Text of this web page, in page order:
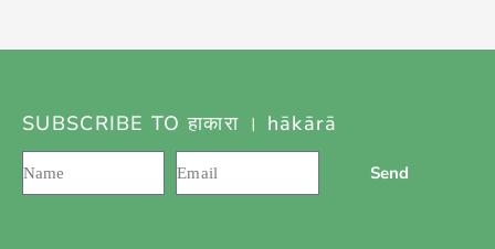
SUBSCRIBE TO हाकारा । hākārā
Send